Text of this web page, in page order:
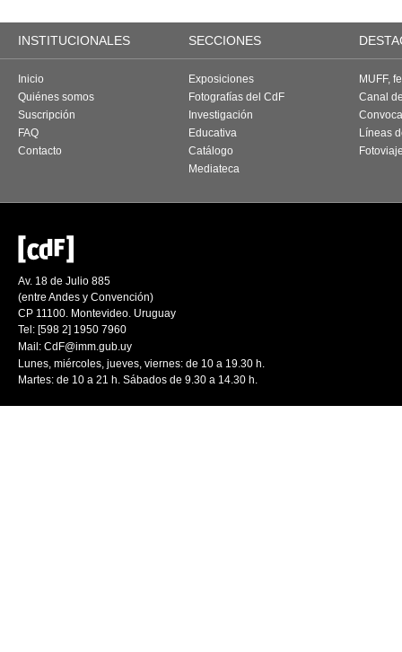
INSTITUCIONALES SECCIONES
Inicio
Quiénes somos
Suscripción
FAQ
Contacto
Exposiciones
Fotografías del CdF
Investigación
Educativa
Catálogo
Mediateca
MUFF,
Canal
Líneas
Av. 18 de Julio 885
(entre Andes y Convención)
CP 11100. Montevideo. Uruguay
Tel: [598 2] 1950 7960
Mail: CdF@imm.gub.uy
Lunes, miércoles, jueves, viernes: de 10 a 19.30 h.
Martes: de 10 a 21 h. Sábados de 9.30 a 14.30 h.